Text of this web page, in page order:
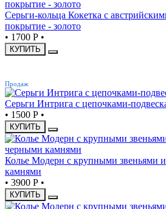
Серьги-кольца Кокетка с
покрытие - золото
• 1700 Р •
КУПИТЬ
Продаж
Серьги Интрига с цепочками-
• 1500 Р •
КУПИТЬ
Колье Модерн с крупными звеньями
камнями
• 3900 Р •
КУПИТЬ